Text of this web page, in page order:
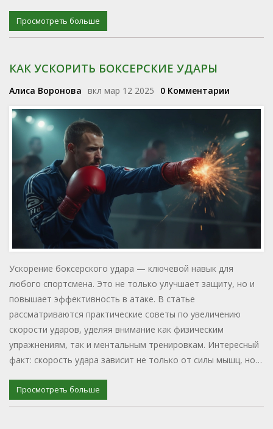
Просмотреть больше
КАК УСКОРИТЬ БОКСЕРСКИЕ УДАРЫ
Алиса Воронова вкл мар 12 2025 0 Комментарии
Ускорение боксерского удара — ключевой навык для
любого спортсмена. Это не только улучшает защиту, но и
повышает эффективность в атаке. В статье
рассматриваются практические советы по увеличению
скорости ударов, уделяя внимание как физическим
упражнениям, так и ментальным тренировкам. Интересный
факт: скорость удара зависит не только от силы мышц, но и
Просмотреть больше